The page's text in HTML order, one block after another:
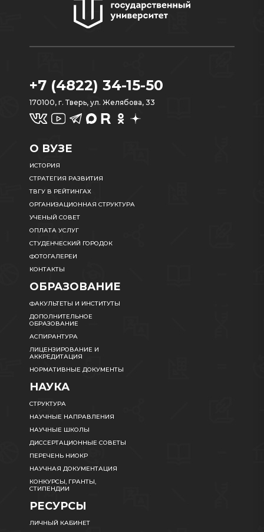
+7 (4822) 34-15-50
170100, г. Тверь, ул. Желябова, 33
О ВУЗЕ
ИСТОРИЯ
СТРАТЕГИЯ РАЗВИТИЯ
ТВГУ В РЕЙТИНГАХ
ОРГАНИЗАЦИОННАЯ СТРУКТУРА
УЧЕНЫЙ СОВЕТ
ОПЛАТА УСЛУГ
СТУДЕНЧЕСКИЙ ГОРОДОК
ФОТОГАЛЕРЕИ
КОНТАКТЫ
ОБРАЗОВАНИЕ
ФАКУЛЬТЕТЫ И ИНСТИТУТЫ
ДОПОЛНИТЕЛЬНОЕ
ОБРАЗОВАНИЕ
АСПИРАНТУРА
ЛИЦЕНЗИРОВАНИЕ И
АККРЕДИТАЦИЯ
НОРМАТИВНЫЕ ДОКУМЕНТЫ
НАУКА
СТРУКТУРА
НАУЧНЫЕ НАПРАВЛЕНИЯ
НАУЧНЫЕ ШКОЛЫ
ДИССЕРТАЦИОННЫЕ СОВЕТЫ
ПЕРЕЧЕНЬ НИОКР
НАУЧНАЯ ДОКУМЕНТАЦИЯ
КОНКУРСЫ, ГРАНТЫ,
СТИПЕНДИИ
РЕСУРСЫ
ЛИЧНЫЙ КАБИНЕТ